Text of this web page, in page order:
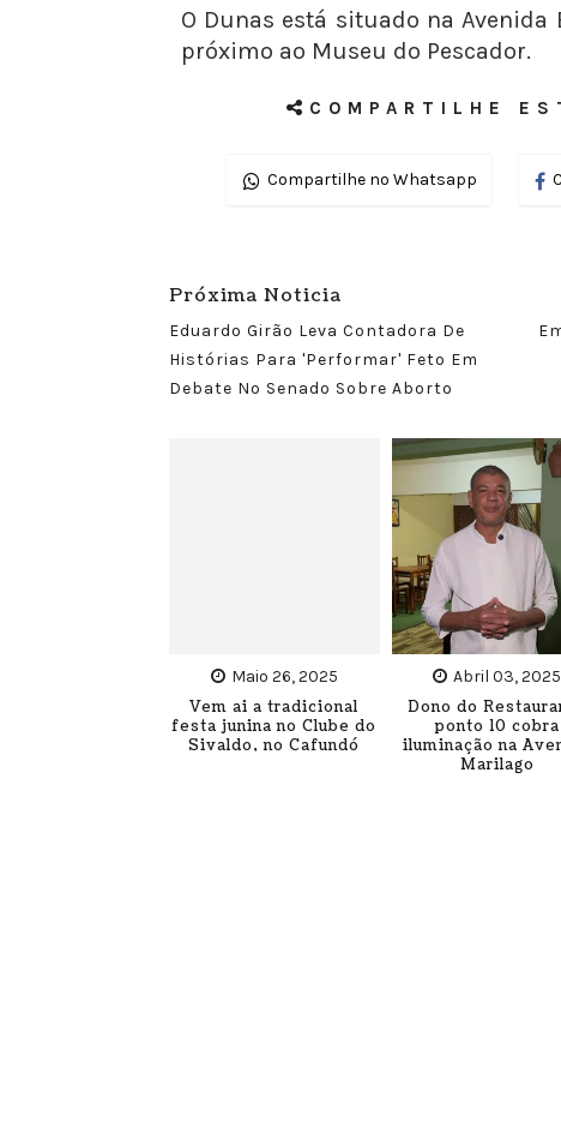
O Dunas está situado na Avenida
próximo ao Museu do Pescador.
COMPARTILHE
Compartilhe no Whatsapp
Próxima Noticia
Eduardo Girão Leva Contadora De
Histórias Para 'performar' Feto Em
Debate No Senado Sobre Aborto
Maio 26, 2025
Vem ai a tradicional
festa junina no Clube do
Sivaldo, no Cafundó
Abril 03, 2025
Dono do
ponto 10 cobra
iluminação na
Marilago